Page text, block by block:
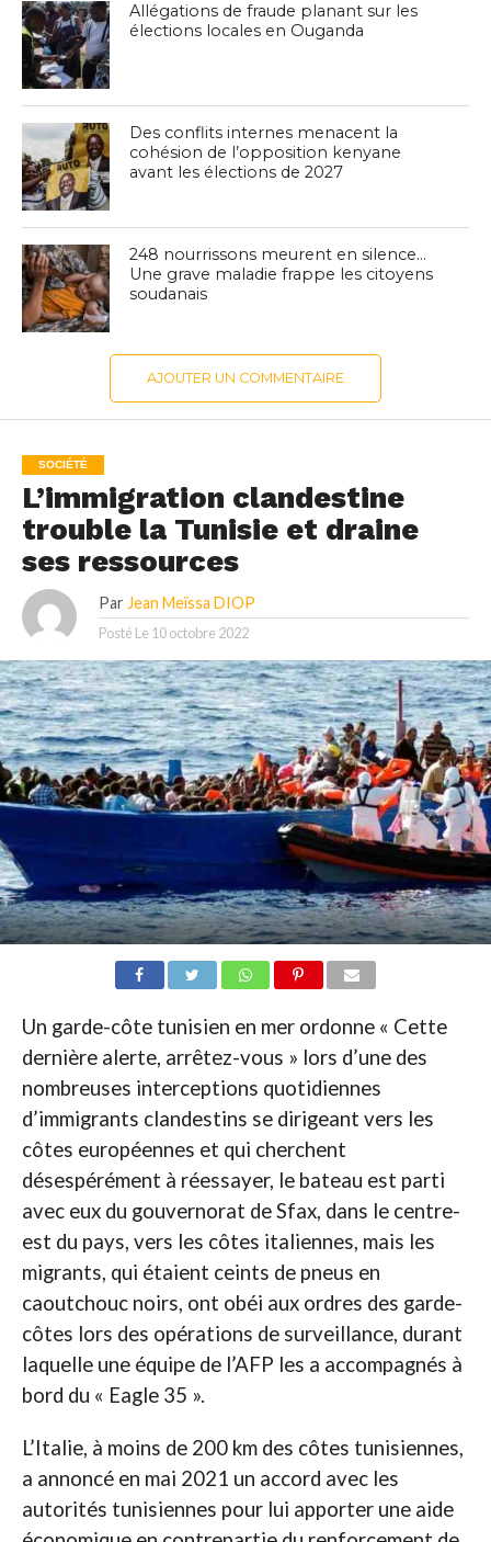
Allégations de fraude planant sur les
élections locales en Ouganda
Des conflits internes menacent la
cohésion de l’opposition kenyane
avant les élections de 2027
248 nourrissons meurent en silence…
Une grave maladie frappe les citoyens
soudanais
AJOUTER UN COMMENTAIRE
SOCIÉTÉ
L’immigration clandestine
trouble la Tunisie et draine
ses ressources
Par Jean Meïssa DIOP
Posté Le 10 octobre 2022
Un garde-côte tunisien en mer ordonne « Cette
dernière alerte, arrêtez-vous » lors d’une des
nombreuses interceptions quotidiennes
d’immigrants clandestins se dirigeant vers les
côtes européennes et qui cherchent
désespérément à réessayer, le bateau est parti
avec eux du gouvernorat de Sfax, dans le centre-
est du pays, vers les côtes italiennes, mais les
migrants, qui étaient ceints de pneus en
caoutchouc noirs, ont obéi aux ordres des garde-
côtes lors des opérations de surveillance, durant
laquelle une équipe de l’AFP les a accompagnés à
bord du « Eagle 35 ».
L’Italie, à moins de 200 km des côtes tunisiennes,
a annoncé en mai 2021 un accord avec les
autorités tunisiennes pour lui apporter une aide